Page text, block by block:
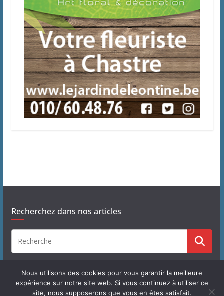
Recherchez dans nos articles
Nous utilisons des cookies pour vous garantir la meilleure
expérience sur notre site web. Si vous continuez à utiliser ce
site, nous supposerons que vous en êtes satisfait.